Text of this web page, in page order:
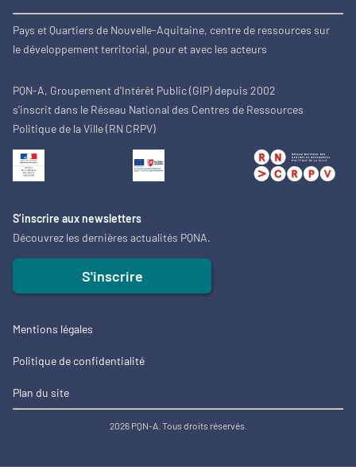
Pays et Quartiers de Nouvelle-Aquitaine, centre de ressources sur
le développement territorial, pour et avec les acteurs
PQN-A, Groupement d'Intérêt Public (GIP) depuis 2002
s'inscrit dans le Réseau National des Centres de Ressources
Politique de la Ville (RN CRPV)
S’inscrire aux newsletters
Découvrez les dernières actualités PQNA.
S'inscrire
Mentions légales
Politique de confidentialité
Plan du site
2026 PQN-A. Tous droits réservés.